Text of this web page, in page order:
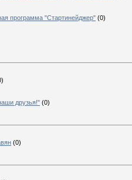
программа "Стартинейджер" (0)
друзья!" (0)
(0)